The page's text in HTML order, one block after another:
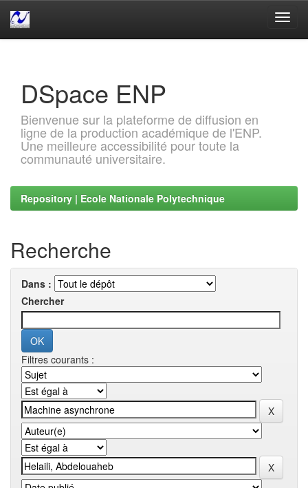
DSpace ENP
Bienvenue sur la plateforme de diffusion en
ligne de la production académique de l'ENP.
Une meilleure accessibilité pour toute la
communauté universitaire.
Repository | Ecole Nationale Polytechnique
Recherche
Dans :
Chercher
Filtres courants :